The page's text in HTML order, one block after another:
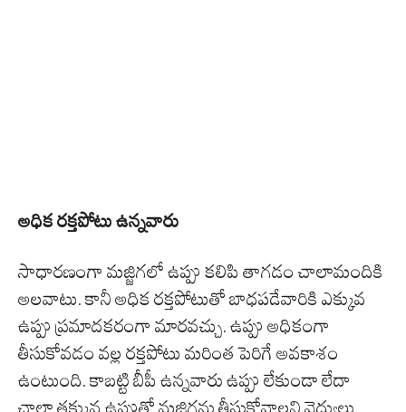
అధిక రక్తపోటు ఉన్నవారు
సాధారణంగా మజ్జిగలో ఉప్పు కలిపి తాగడం చాలామందికి
అలవాటు. కానీ అధిక రక్తపోటుతో బాధపడేవారికి ఎక్కువ
ఉప్పు ప్రమాదకరంగా మారవచ్చు. ఉప్పు అధికంగా
తీసుకోవడం వల్ల రక్తపోటు మరింత పెరిగే అవకాశం
ఉంటుంది. కాబట్టి బీపీ ఉన్నవారు ఉప్పు లేకుండా లేదా